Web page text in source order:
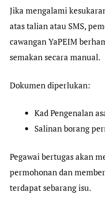
Jika mengalami
atas talian atau SMS,
cawangan YaPEIM
semakan secara manual.
Dokumen diperlukan:
Kad Pengenalan
Salinan borang
Pegawai bertugas akan
permohonan dan
terdapat sebarang isu.